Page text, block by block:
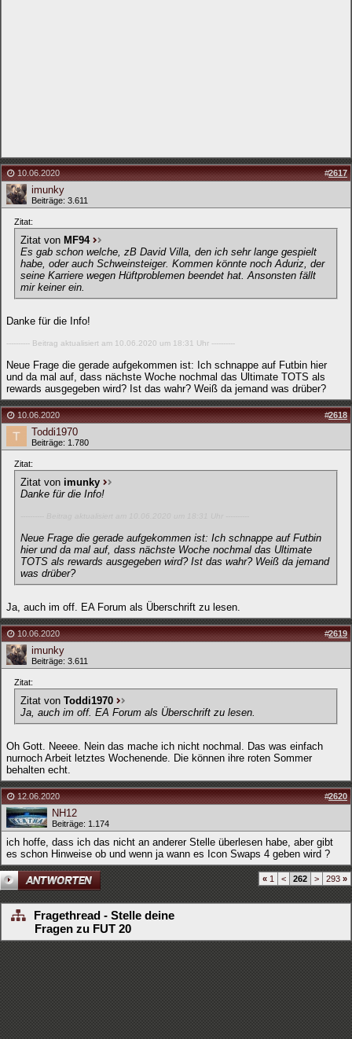
10.06.2020 #2617
imunky
Beiträge: 3.611
Zitat:
Zitat von MF94
Es gab schon welche, zB David Villa, den ich sehr lange gespielt
habe, oder auch Schweinsteiger. Kommen könnte noch Aduriz, der
seine Karriere wegen Hüftproblemen beendet hat. Ansonsten fällt
mir keiner ein.
Danke für die Info!
---------- Beitrag aktualisiert am 10.06.2020 um 18:31 Uhr ----------
Neue Frage die gerade aufgekommen ist: Ich schnappe auf Futbin hier
und da mal auf, dass nächste Woche nochmal das Ultimate TOTS als
rewards ausgegeben wird? Ist das wahr? Weiß da jemand was drüber?
10.06.2020 #2618
Toddi1970
Beiträge: 1.780
Zitat:
Zitat von imunky
Danke für die Info!
Neue Frage die gerade aufgekommen ist: Ich schnappe auf Futbin
hier und da mal auf, dass nächste Woche nochmal das Ultimate
TOTS als rewards ausgegeben wird? Ist das wahr? Weiß da jemand
was drüber?
Ja, auch im off. EA Forum als Überschrift zu lesen.
10.06.2020 #2619
imunky
Beiträge: 3.611
Zitat:
Zitat von Toddi1970
Ja, auch im off. EA Forum als Überschrift zu lesen.
Oh Gott. Neeee. Nein das mache ich nicht nochmal. Das was einfach
nurnoch Arbeit letztes Wochenende. Die können ihre roten Sommer
behalten echt.
12.06.2020 #2620
NH12
Beiträge: 1.174
ich hoffe, dass ich das nicht an anderer Stelle überlesen habe, aber gibt
es schon Hinweise ob und wenn ja wann es Icon Swaps 4 geben wird ?
« 1 < 262 > 293 »
Fragethread - Stelle deine
Fragen zu FUT 20